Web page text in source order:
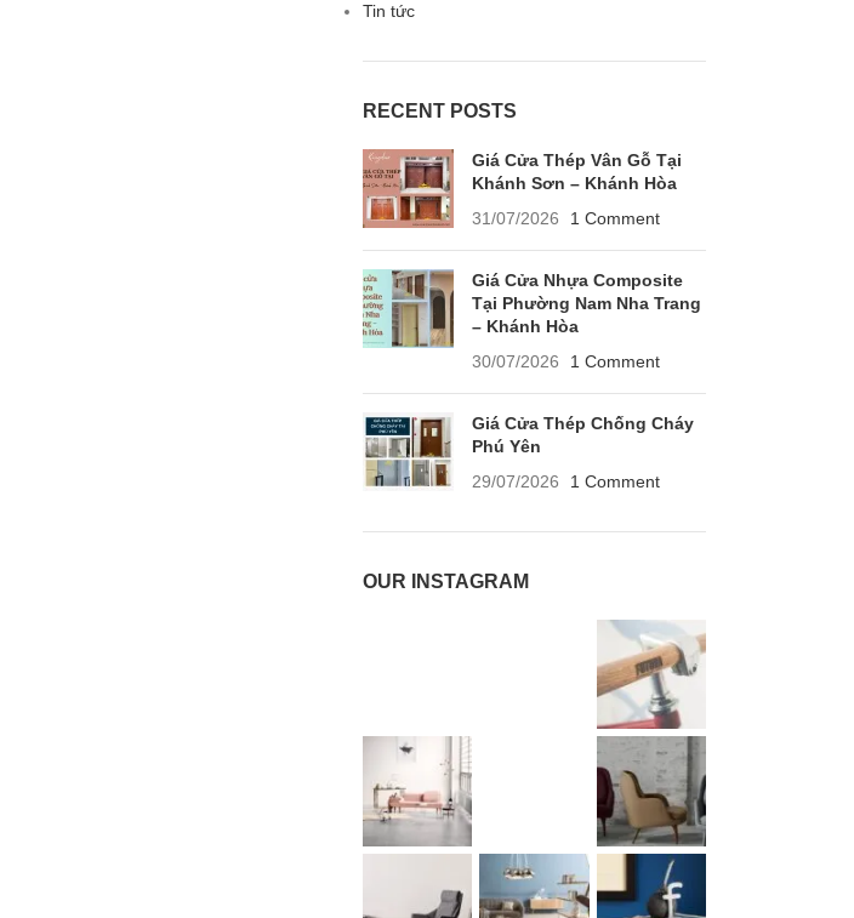
Tin tức
RECENT POSTS
Giá Cửa Thép Vân Gỗ Tại
Khánh Sơn – Khánh Hòa
31/07/2026
1 Comment
Giá Cửa Nhựa Composite
Tại Phường Nam Nha Trang
– Khánh Hòa
30/07/2026
1 Comment
Giá Cửa Thép Chống Cháy
Phú Yên
29/07/2026
1 Comment
OUR INSTAGRAM